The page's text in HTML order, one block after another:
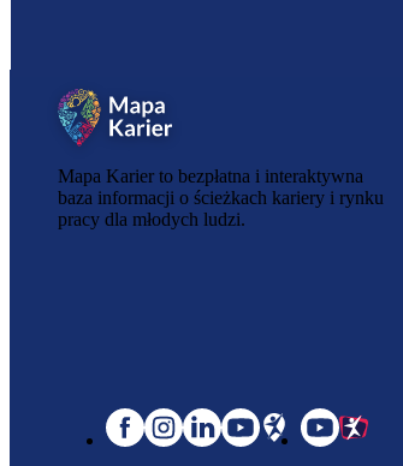
Mapa Karier to bezpłatna i interaktywna
baza informacji o ścieżkach kariery i rynku
pracy dla młodych ludzi.